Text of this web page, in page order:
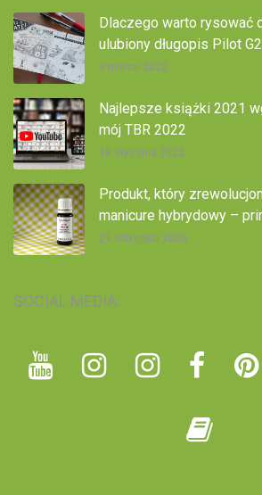
Dlaczego warto rysować
ulubiony długopis Pilot G2
3 marca 2022
Najlepsze książki 2021
mój TBR 2022
18 stycznia 2022
Produkt, który
manicure hybrydowy –
29 listopada 2020
SOCIAL MEDIA: